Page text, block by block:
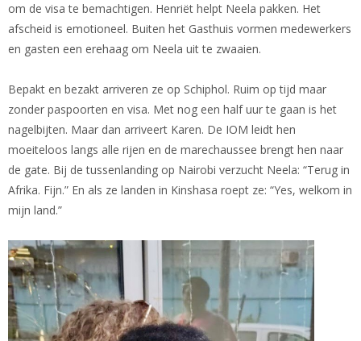
om de visa te bemachtigen. Henriët helpt Neela pakken. Het
afscheid is emotioneel. Buiten het Gasthuis vormen medewerkers
en gasten een erehaag om Neela uit te zwaaien.
Bepakt en bezakt arriveren ze op Schiphol. Ruim op tijd maar
zonder paspoorten en visa. Met nog een half uur te gaan is het
nagelbijten. Maar dan arriveert Karen. De IOM leidt hen
moeiteloos langs alle rijen en de marechaussee brengt hen naar
de gate. Bij de tussenlanding op Nairobi verzucht Neela: “Terug in
Afrika. Fijn.” En als ze landen in Kinshasa roept ze: “Yes, welkom in
mijn land.”